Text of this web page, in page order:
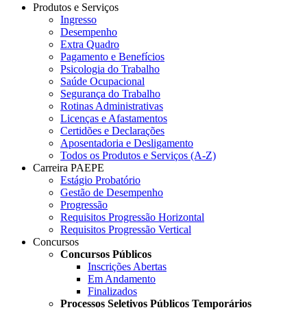
Produtos e Serviços
Ingresso
Desempenho
Extra Quadro
Pagamento e Benefícios
Psicologia do Trabalho
Saúde Ocupacional
Segurança do Trabalho
Rotinas Administrativas
Licenças e Afastamentos
Certidões e Declarações
Aposentadoria e Desligamento
Todos os Produtos e Serviços (A-Z)
Carreira PAEPE
Estágio Probatório
Gestão de Desempenho
Progressão
Requisitos Progressão Horizontal
Requisitos Progressão Vertical
Concursos
Concursos Públicos
Inscrições Abertas
Em Andamento
Finalizados
Processos Seletivos Públicos Temporários